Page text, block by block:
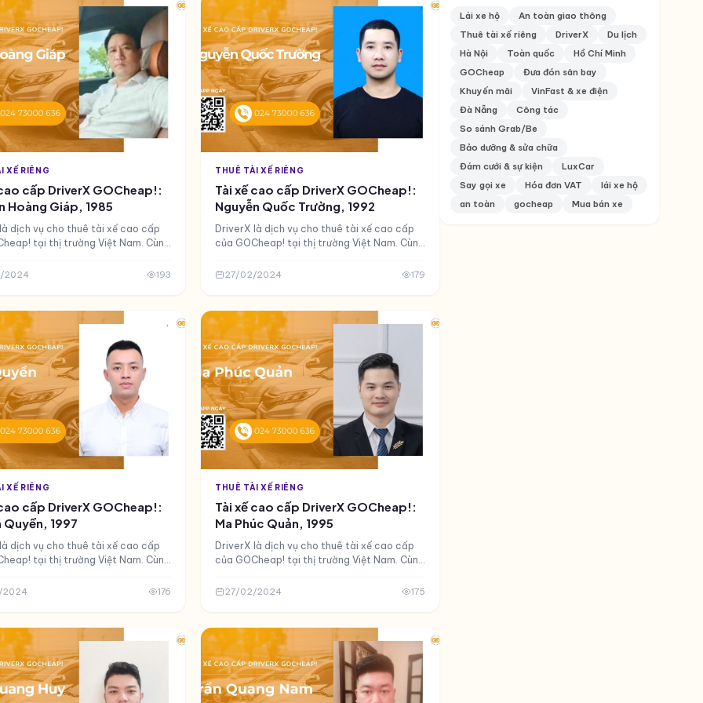
lựa chọn thông minh, an toàn và
phổ biến tại Việt Nam.
Đó là lúc dịch vụ thuê tài xế riêng đi tỉnh trở
thành giải pháp hoàn hảo. Cùng GOCheap!
phân tích nên thuê tài xế riêng đi tỉnh theo
ngày hay theo chuyến trong bài viết này
nhé!
XẾ RIÊNG
cấp DriverX GOCheap!:
Hoàng Giáp, 1985
dịch vụ cho thuê tài xế cao cấp
tại thị trường Việt Nam. Cùng
Giáp của GOCheap! nhé.
2024 193
THUÊ TÀI XẾ RIÊNG
Tài xế cao cấp DriverX GOCheap!:
Nguyễn Quốc Trường, 1992
DriverX là dịch vụ cho thuê tài xế cao cấp
của GOCheap! tại thị trường Việt Nam. Cùng
Nguyễn Quốc Trường của GOCheap! nhé.
27/02/2024 179
XẾ RIÊNG
cấp DriverX GOCheap!:
Quyền, 1997
dịch vụ cho thuê tài xế cao cấp
tại thị trường Việt Nam. Cùng
của GOCheap! nhé.
2024 176
THUÊ TÀI XẾ RIÊNG
Tài xế cao cấp DriverX GOCheap!:
Ma Phúc Quản, 1995
DriverX là dịch vụ cho thuê tài xế cao cấp
của GOCheap! tại thị trường Việt Nam. Cùng
Phúc Quản của GOCheap! nhé.
27/02/2024 175
Lái xe hộ
An toàn giao thông
Thuê tài xế riêng
DriverX
Du lịch
Hà Nội
Toàn quốc
Hồ Chí Minh
GOCheap
Đưa đón sân bay
Khuyến mãi
VinFast & xe điện
Đà Nẵng
Công tác
So sánh Grab/Be
Bảo dưỡng & sửa chữa
Đám cưới & sự kiện
LuxCar
Say gọi xe
Hóa đơn VAT
lái xe hộ
an toàn
gocheap Mua bán xe